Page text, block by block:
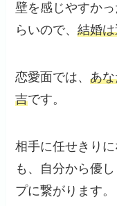
壁を感じやすか
らいので、結婚
恋愛面では、あ
吉です。
相手に任せきり
も、自分から優
プに繋がります。